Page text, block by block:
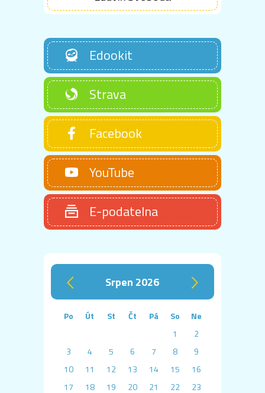
Edookit
Strava
Facebook
YouTube
E-podatelna
‹ srpen 2026 ›
Po Út St Čt Pá So
Ne
1
2
3
4 5 6 7 8
9
10
11 12 13 14 15
16
17
18 19 20 21 22
23